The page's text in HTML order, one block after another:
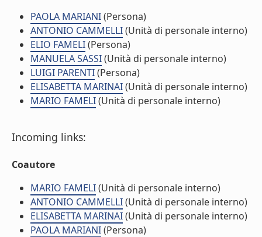
PAOLA MARIANI(Persona)
ANTONIO CAMMELLI(Unità di personale interno)
ELIO FAMELI(Persona)
MANUELA SASSI(Unità di personale interno)
LUIGI PARENTI(Persona)
ELISABETTA MARINAI(Unità di personale interno)
MARIO FAMELI(Unità di personale interno)
Incoming links:
Coautore
MARIO FAMELI(Unità di personale interno)
ANTONIO CAMMELLI(Unità di personale interno)
ELISABETTA MARINAI(Unità di personale interno)
PAOLA MARIANI(Persona)